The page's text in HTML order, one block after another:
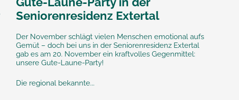
Seniorenresidenz Extertal
Der November schlägt vielen Menschen emotional aufs
Gemüt – doch bei uns in der Seniorenresidenz Extertal
gab es am 20. November ein kraftvolles Gegenmittel:
unsere Gute-Laune-Party!
Die regional bekannte...